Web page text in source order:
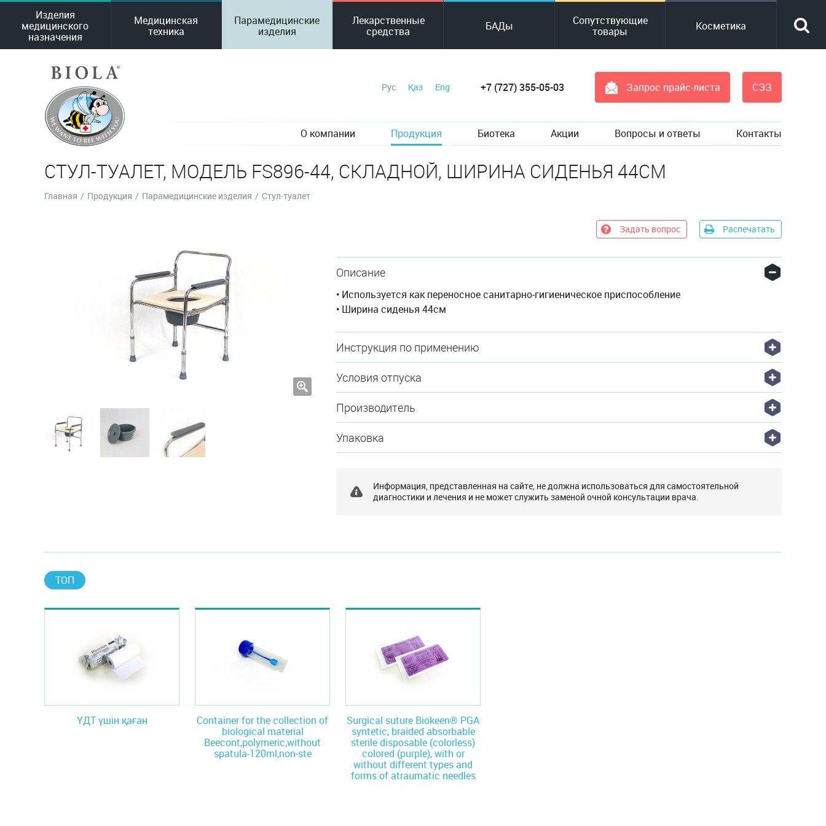
Изделия
медицинского
назначения
Медицинская
техника
Парамедицинские
изделия
Лекарственные
средства
БАДы
Сопутствующие
товары
Косметика
Рус Қаз Eng +7 (727) 355-05-03 Запрос прайс-листа СЭЗ
О компании Продукция Биотека Акции Вопросы и ответы Контакты
СТУЛ-ТУАЛЕТ, МОДЕЛЬ FS896-44, СКЛАДНОЙ, ШИРИНА СИДЕНЬЯ 44СМ
Главная / Продукция / Парамедицинские изделия / Стул-туалет
Задать вопрос Распечатать
Описание
• Используется как переносное санитарно-гигиеническое приспособление
• Ширина сиденья 44см
Инструкция по применению
Условия отпуска
Производитель
Упаковка
Информация, представленная на сайте, не должна использоваться для самостоятельной
диагностики и лечения и не может служить заменой очной консультации врача.
ТОП
ҮДТ үшін қаған
Container for the collection of
biological material
Beecont,polymeric,without
spatula-120ml,non-ste
Surgical suture Biokeen® PGA
syntetic, braided absorbable
sterile disposable (colorless)
colored (purple), with or
without different types and
forms of atraumatic needles